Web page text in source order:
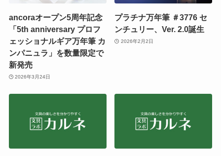
ancoraオープン5周年記念
「5th anniversary プロフ
ェッショナルギア万年筆 カ
ンパニュラ」を数量限定で
新発売
2026年3月24日
プラチナ万年筆 ＃3776 セ
ンチュリー、Ver. 2.0誕生
2026年2月2日